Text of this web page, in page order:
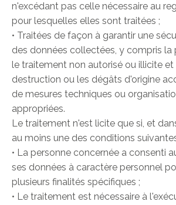
n'excédant pas celle nécessaire au
pour lesquelles elles sont traitées ;
• Traitées de façon à garantir une
des données collectées, y compris
le traitement non autorisé ou illicite
destruction ou les dégâts d'origine
de mesures techniques ou
appropriées.
Le traitement n'est licite que si, et
au moins une des conditions
• La personne concernée a consenti
ses données à caractère personnel
plusieurs finalités spécifiques ;
• Le traitement est nécessaire à